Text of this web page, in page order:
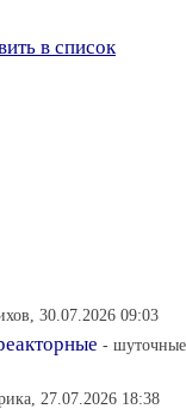
в список
30.07.2026 09:03
- шуточные
27.07.2026 18:38